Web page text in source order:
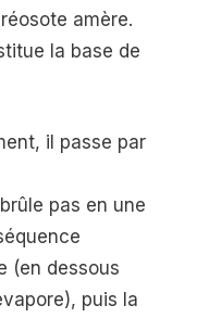
amère.
la base de
il passe par
pas en une
(en dessous
puis la